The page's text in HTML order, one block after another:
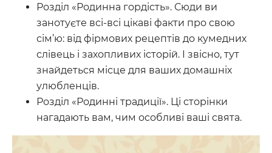
Розділ «Родинна гордість». Сюди ви
занотуєте всі-всі цікаві факти про свою
сім’ю: від фірмових рецептів до кумедних
слівець і захопливих історій. І звісно, тут
знайдеться місце для ваших домашніх
улюбленців.
Розділ «Родинні традиції». Ці сторінки
нагадають вам, чим особливі ваші свята.